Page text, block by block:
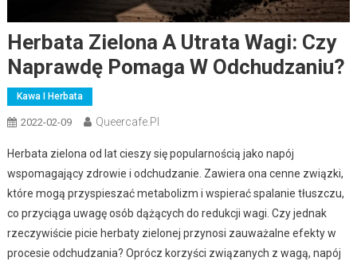
Herbata Zielona A Utrata Wagi: Czy
Naprawdę Pomaga W Odchudzaniu?
Kawa I Herbata
2022-02-09 Queercafe.pl
Herbata zielona od lat cieszy się popularnością jako napój
wspomagający zdrowie i odchudzanie. Zawiera ona cenne związki,
które mogą przyspieszać metabolizm i wspierać spalanie tłuszczu,
co przyciąga uwagę osób dążących do redukcji wagi. Czy jednak
rzeczywiście picie herbaty zielonej przynosi zauważalne efekty w
procesie odchudzania? Oprócz korzyści związanych z wagą, napój